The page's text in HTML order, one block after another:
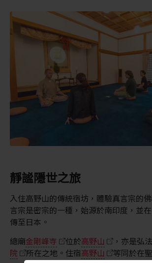
靜謐隱世之旅
入住高野山的傳統宿坊，體驗真言宗的
言宗是密宗的一種，始源於南印度，並
傳至日本。
總廟金剛峰寺 位於高野山 ，亦是弘
院
所在之地。住宿高野山 等同於在